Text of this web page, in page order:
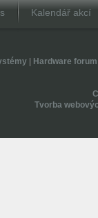
Kalendář akcí
| Hardware forum
Tvorba